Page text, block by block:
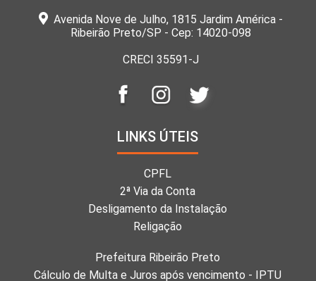
Avenida Nove de Julho, 1815 Jardim América -
Ribeirão Preto/SP - Cep: 14020-098
CRECI 35591-J
LINKS ÚTEIS
CPFL
2ª Via da Conta
Desligamento da Instalação
Religação
Prefeitura Ribeirão Preto
Cálculo de Multa e Juros após vencimento - IPTU